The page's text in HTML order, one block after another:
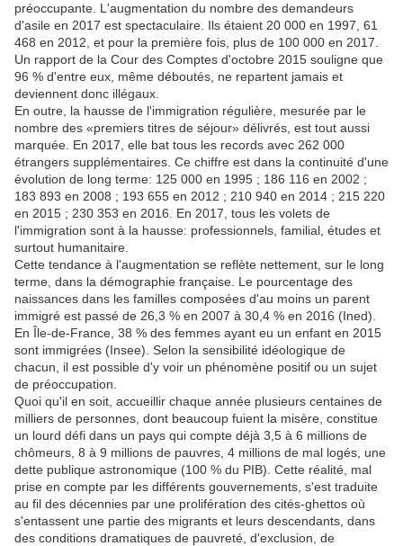
préoccupante. L'augmentation du nombre des demandeurs
d'asile en 2017 est spectaculaire. Ils étaient 20 000 en 1997, 61
468 en 2012, et pour la première fois, plus de 100 000 en 2017.
Un rapport de la Cour des Comptes d'octobre 2015 souligne que
96 % d'entre eux, même déboutés, ne repartent jamais et
deviennent donc illégaux.
En outre, la hausse de l'immigration régulière, mesurée par le
nombre des «premiers titres de séjour» délivrés, est tout aussi
marquée. En 2017, elle bat tous les records avec 262 000
étrangers supplémentaires. Ce chiffre est dans la continuité d'une
évolution de long terme: 125 000 en 1995 ; 186 116 en 2002 ;
183 893 en 2008 ; 193 655 en 2012 ; 210 940 en 2014 ; 215 220
en 2015 ; 230 353 en 2016. En 2017, tous les volets de
l'immigration sont à la hausse: professionnels, familial, études et
surtout humanitaire.
Cette tendance à l'augmentation se reflète nettement, sur le long
terme, dans la démographie française. Le pourcentage des
naissances dans les familles composées d'au moins un parent
immigré est passé de 26,3 % en 2007 à 30,4 % en 2016 (Ined).
En Île-de-France, 38 % des femmes ayant eu un enfant en 2015
sont immigrées (Insee). Selon la sensibilité idéologique de
chacun, il est possible d'y voir un phénomène positif ou un sujet
de préoccupation.
Quoi qu'il en soit, accueillir chaque année plusieurs centaines de
milliers de personnes, dont beaucoup fuient la misère, constitue
un lourd défi dans un pays qui compte déjà 3,5 à 6 millions de
chômeurs, 8 à 9 millions de pauvres, 4 millions de mal logés, une
dette publique astronomique (100 % du PIB). Cette réalité, mal
prise en compte par les différents gouvernements, s'est traduite
au fil des décennies par une prolifération des cités-ghettos où
s'entassent une partie des migrants et leurs descendants, dans
des conditions dramatiques de pauvreté, d'exclusion, de